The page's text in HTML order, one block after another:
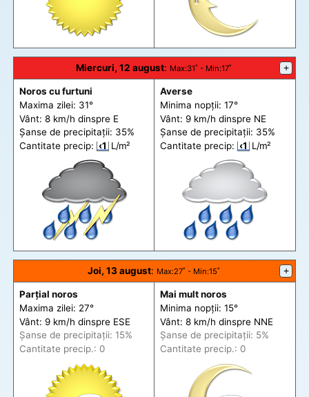
Miercuri, 12 august: Max:31˚ - Min:17˚ +
Noros cu furtuni
Maxima zilei: 31°
Vânt: 8 km/h dinspre E
Șanse de precipitații: 35%
Cantitate precip: ‹1 L/m²
Averse
Minima nopții: 17°
Vânt: 9 km/h dinspre NE
Șanse de precipitații: 35%
Cantitate precip: ‹1 L/m²
Joi, 13 august: Max:27˚ - Min:15˚ +
Parțial noros
Maxima zilei: 27°
Vânt: 9 km/h dinspre ESE
Șanse de precipitații: 15%
Cantitate precip.: 0
Mai mult noros
Minima nopții: 15°
Vânt: 8 km/h dinspre NNE
Șanse de precipitații: 5%
Cantitate precip.: 0